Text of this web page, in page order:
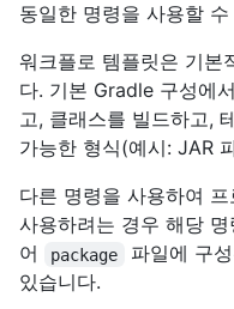
동일한 명령을 사용할 수
워크플로 템플릿은 기본
다. 기본 Gradle 구성에
고, 클래스를 빌드하고,
가능한 형식(예시: JAR
다른 명령을 사용하여
사용하려는 경우 해당
어
package 파일에 구
있습니다.